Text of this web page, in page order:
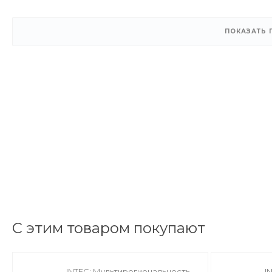
ПОКАЗАТЬ
С этим товаром покупают